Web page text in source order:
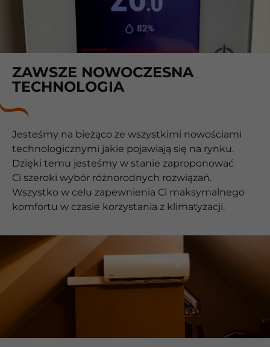
ZAWSZE NOWOCZESNA
TECHNOLOGIA
Jesteśmy na bieżąco ze wszystkimi nowościami
technologicznymi jakie pojawiają się na rynku.
Dzięki temu jesteśmy w stanie zaproponować
Ci szeroki wybór różnorodnych rozwiązań.
Wszystko w celu zapewnienia Ci maksymalnego
komfortu w czasie korzystania z klimatyzacji.